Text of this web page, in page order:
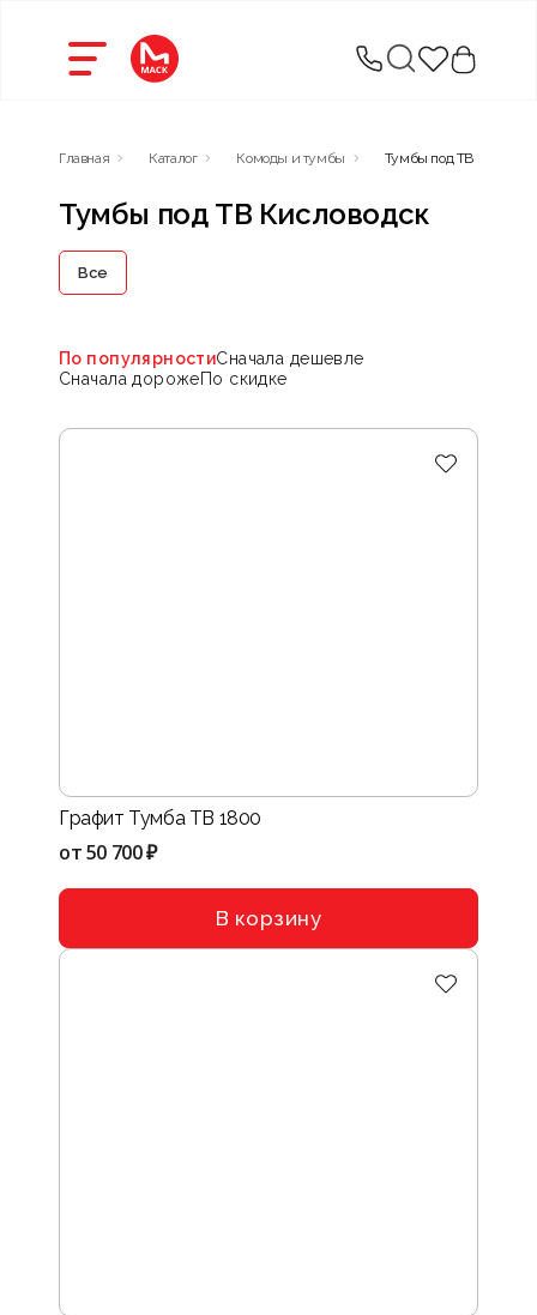
Главная Каталог Комоды и тумбы Тумбы под ТВ
Тумбы под ТВ Кисловодск
Все
По популярностиСначала дешевле
Сначала дорожеПо скидке
Графит Тумба ТВ 1800
от50 700 ₽
В корзину